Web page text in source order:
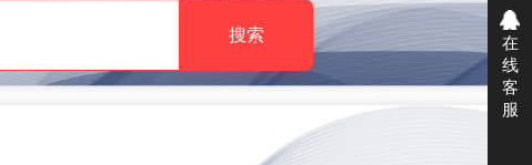
DSO2O功能列表
提供新零售线上化经营管理工具，基于
LBS定位，只为让更多客户、多次到店
消费
搜索
在
线
客
服